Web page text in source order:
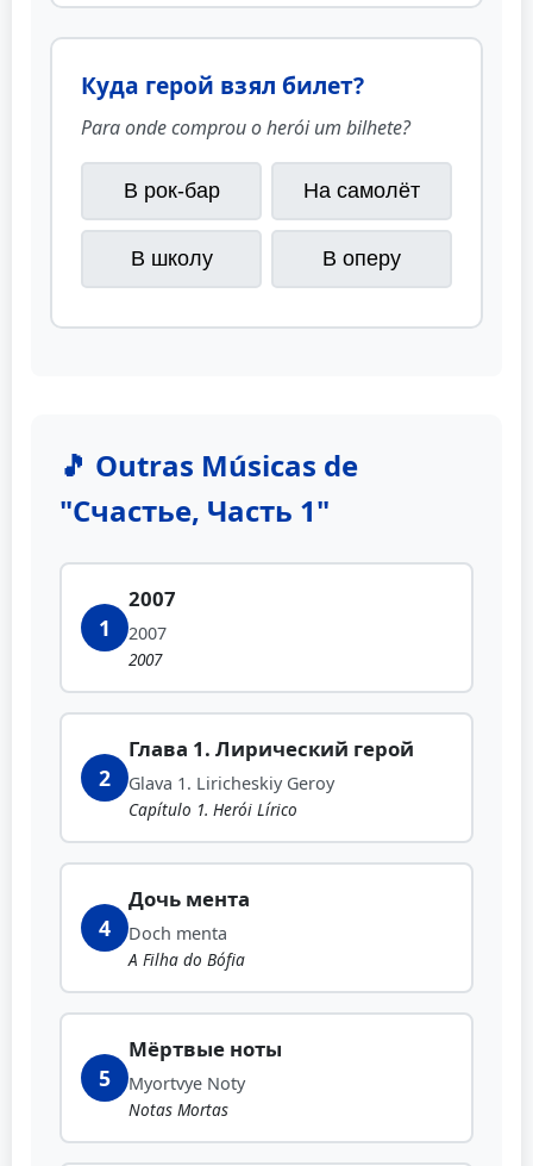
Куда герой взял билет?
Para onde comprou o herói um bilhete?
В рок-бар На самолёт
В школу В оперу
🎵 Outras Músicas de
"Счастье, Часть 1"
1
2007
2007
2007
2
Глава 1. Лирический герой
Glava 1. Liricheskiy Geroy
Capítulo 1. Herói Lírico
4
Дочь мента
Doch menta
A Filha do Bófia
5
Мёртвые ноты
Myortvye Noty
Notas Mortas